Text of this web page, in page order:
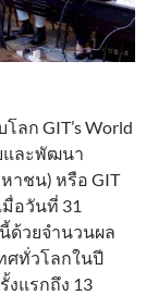
ลก GIT’s World
และพัฒนา
าชน) หรือ GIT
อวันที่ 31
ด้วยจำนวนผล
ศทั่วโลกในปี
งแรกถึง 13